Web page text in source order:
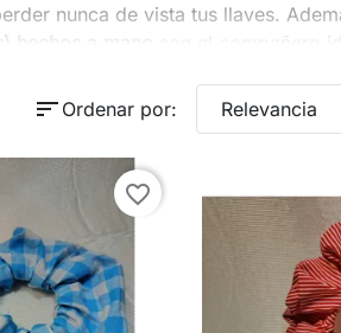
nunca de vista tus llaves.
hechos a mano
favoritas.
, lo que los convierte en
el accesorio que habla de ti!
sort Ordenar por: Relevancia
favorite_border